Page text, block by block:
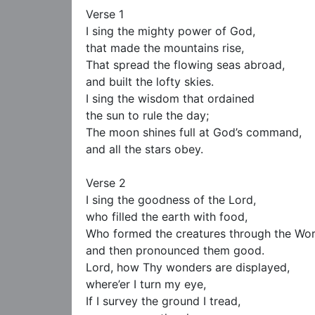
Verse 1
I sing the mighty power of God,
that made the mountains rise,
That spread the flowing seas abroad,
and built the lofty skies.
I sing the wisdom that ordained
the sun to rule the day;
The moon shines full at God’s command,
and all the stars obey.
Verse 2
I sing the goodness of the Lord,
who filled the earth with food,
Who formed the creatures through the
and then pronounced them good.
Lord, how Thy wonders are displayed,
where’er I turn my eye,
If I survey the ground I tread,